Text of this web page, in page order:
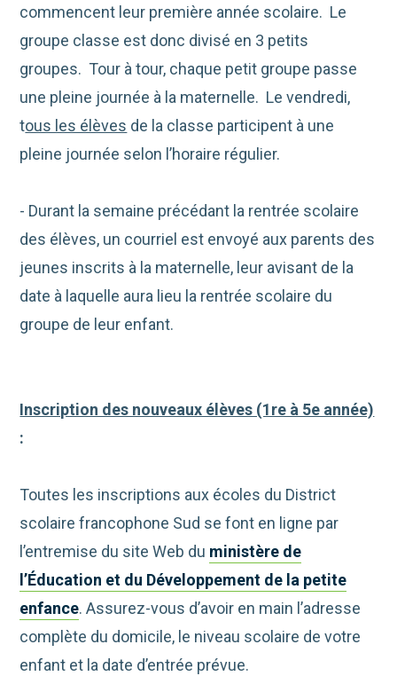
commencent leur première année scolaire. Le
groupe classe est donc divisé en 3 petits
groupes. Tour à tour, chaque petit groupe passe
une pleine journée à la maternelle. Le vendredi,
tous les élèves de la classe participent à une
pleine journée selon l’horaire régulier.
- Durant la semaine précédant la rentrée scolaire
des élèves, un courriel est envoyé aux parents des
jeunes inscrits à la maternelle, leur avisant de la
date à laquelle aura lieu la rentrée scolaire du
groupe de leur enfant.
Inscription des nouveaux élèves (1re à 5e année)
:
Toutes les inscriptions aux écoles du District
scolaire francophone Sud se font en ligne par
l’entremise du site Web du ministère de
l’Éducation et du Développement de la petite
enfance. Assurez-vous d’avoir en main l’adresse
complète du domicile, le niveau scolaire de votre
enfant et la date d’entrée prévue.